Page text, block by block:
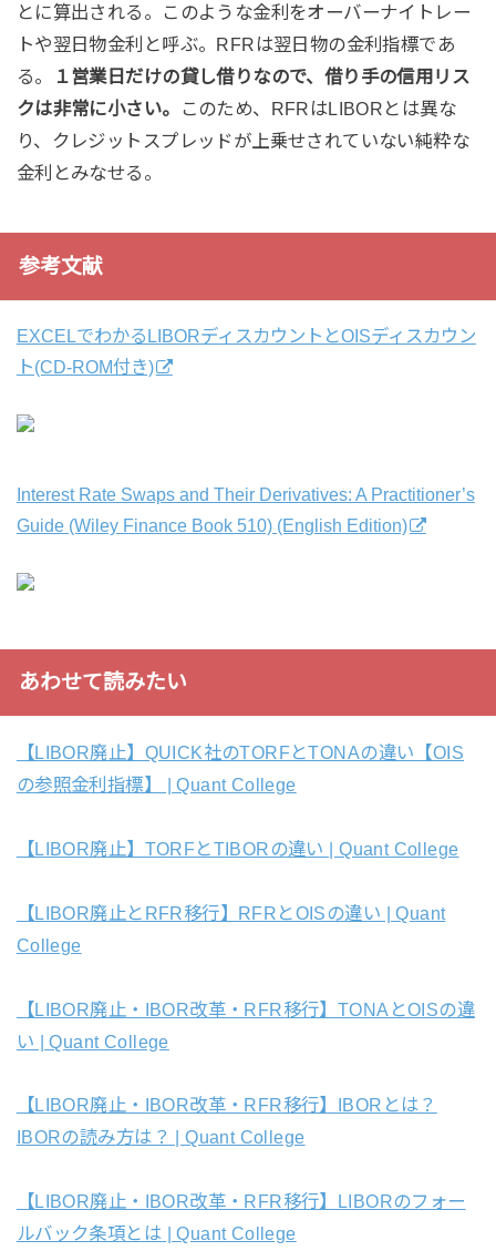
とに算出される。このような金利をオーバーナイトレー
トや翌日物金利と呼ぶ。RFRは翌日物の金利指標であ
る。
１営業日だけの貸し借りなので、借り手の信用リス
クは非常に小さい。
このため、RFRはLIBORとは異な
り、クレジットスプレッドが上乗せされていない純粋な
金利とみなせる。
参考文献
EXCELでわかるLIBORディスカウントとOISディスカウン
ト(CD-ROM付き)
Interest Rate Swaps and Their Derivatives: A Practitioner’s
Guide (Wiley Finance Book 510) (English Edition)
あわせて読みたい
【LIBOR廃止】QUICK社のTORFとTONAの違い【OIS
の参照金利指標】 | Quant College
【LIBOR廃止】TORFとTIBORの違い | Quant College
【LIBOR廃止とRFR移行】RFRとOISの違い | Quant
College
【LIBOR廃止・IBOR改革・RFR移行】TONAとOISの違
い | Quant College
【LIBOR廃止・IBOR改革・RFR移行】IBORとは？
IBORの読み方は？ | Quant College
【LIBOR廃止・IBOR改革・RFR移行】LIBORのフォー
ルバック条項とは | Quant College